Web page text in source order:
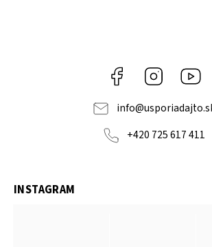
Facebook Instagram
info@
+420 725 617 411
INSTAGRAM